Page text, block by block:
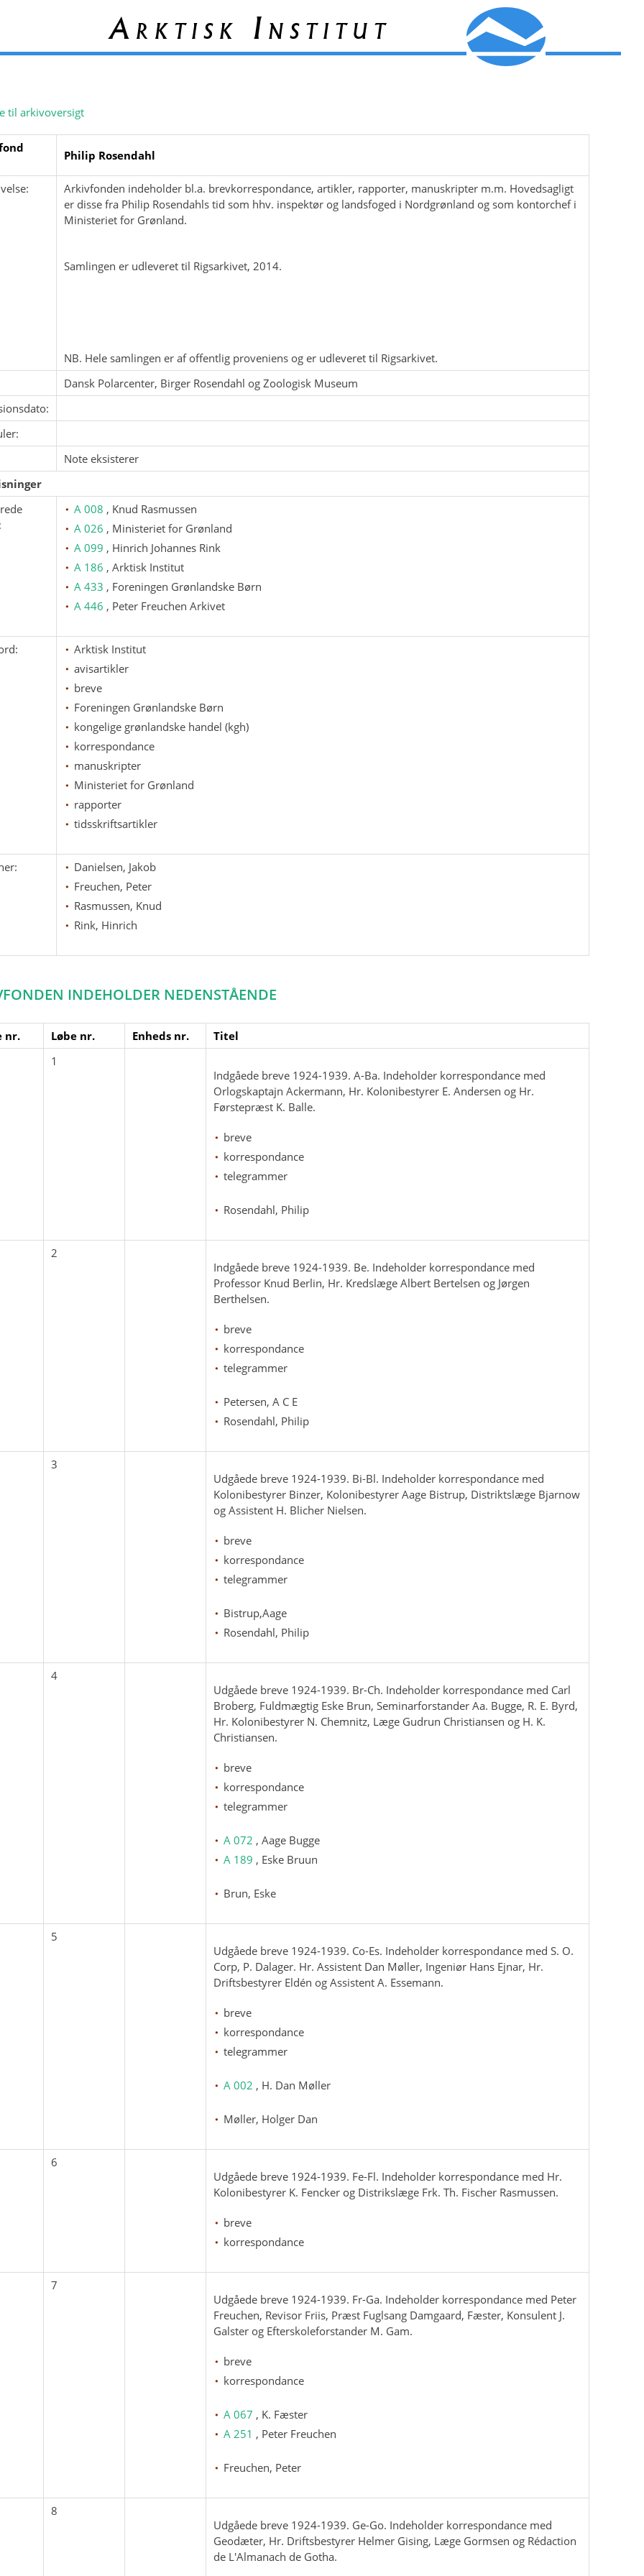
Arktisk Institut
til arkivoversigt
Philip Rosendahl
Arkivfonden indeholder bl.a. brevkorrespondance, artikler, rapporter, manuskripter m.m. Hovedsagligt
er disse fra Philip Rosendahls tid som hhv. inspektør og landsfoged i Nordgrønland og som kontorchef i
Ministeriet for Grønland.
Samlingen er udleveret til Rigsarkivet, 2014.
NB. Hele samlingen er af offentlig proveniens og er udleveret til Rigsarkivet.
Dansk Polarcenter, Birger Rosendahl og Zoologisk Museum
Note eksisterer
A 008 , Knud Rasmussen
A 026 , Ministeriet for Grønland
A 099 , Hinrich Johannes Rink
A 186 , Arktisk Institut
A 433 , Foreningen Grønlandske Børn
A 446 , Peter Freuchen Arkivet
Arktisk Institut
avisartikler
breve
Foreningen Grønlandske Børn
kongelige grønlandske handel (kgh)
korrespondance
manuskripter
Ministeriet for Grønland
rapporter
tidsskriftsartikler
Danielsen, Jakob
Freuchen, Peter
Rasmussen, Knud
Rink, Hinrich
INDEHOLDER NEDENSTÅENDE
nr. Løbe nr. Enheds nr.
Titel
1
Indgåede breve 1924-1939. A-Ba. Indeholder korrespondance med
Orlogskaptajn Ackermann, Hr. Kolonibestyrer E. Andersen og Hr.
Førstepræst K. Balle.
breve
korrespondance
telegrammer
Rosendahl, Philip
2
Indgåede breve 1924-1939. Be. Indeholder korrespondance med
Professor Knud Berlin, Hr. Kredslæge Albert Bertelsen og Jørgen
Berthelsen.
breve
korrespondance
telegrammer
Petersen, A C E
Rosendahl, Philip
3
Udgåede breve 1924-1939. Bi-Bl. Indeholder korrespondance med
Kolonibestyrer Binzer, Kolonibestyrer Aage Bistrup, Distriktslæge Bjarnow
og Assistent H. Blicher Nielsen.
breve
korrespondance
telegrammer
Bistrup,Aage
Rosendahl, Philip
4
Udgåede breve 1924-1939. Br-Ch. Indeholder korrespondance med Carl
Broberg, Fuldmægtig Eske Brun, Seminarforstander Aa. Bugge, R. E. Byrd,
Hr. Kolonibestyrer N. Chemnitz, Læge Gudrun Christiansen og H. K.
Christiansen.
breve
korrespondance
telegrammer
A 072 , Aage Bugge
A 189 , Eske Bruun
Brun, Eske
5
Udgåede breve 1924-1939. Co-Es. Indeholder korrespondance med S. O.
Corp, P. Dalager. Hr. Assistent Dan Møller, Ingeniør Hans Ejnar, Hr.
Driftsbestyrer Eldén og Assistent A. Essemann.
breve
korrespondance
telegrammer
A 002 , H. Dan Møller
Møller, Holger Dan
6
Udgåede breve 1924-1939. Fe-Fl. Indeholder korrespondance med Hr.
Kolonibestyrer K. Fencker og Distrikslæge Frk. Th. Fischer Rasmussen.
breve
korrespondance
7
Udgåede breve 1924-1939. Fr-Ga. Indeholder korrespondance med Peter
Freuchen, Revisor Friis, Præst Fuglsang Damgaard, Fæster, Konsulent J.
Galster og Efterskoleforstander M. Gam.
breve
korrespondance
A 067 , K. Fæster
A 251 , Peter Freuchen
Freuchen, Peter
8
Udgåede breve 1924-1939. Ge-Go. Indeholder korrespondance med
Geodæter, Hr. Driftsbestyrer Helmer Gising, Læge Gormsen og Rédaction
de L'Almanach de Gotha.